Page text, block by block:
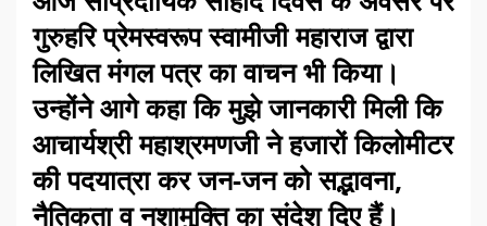
गुरुहरि प्रेमस्वरूप स्वामीजी महाराज द्वारा
लिखित मंगल पत्र का वाचन भी किया।
उन्होंने आगे कहा कि मुझे जानकारी मिली कि
आचार्यश्री महाश्रमणजी ने हजारों किलोमीटर
की पदयात्रा कर जन-जन को सद्भावना,
नैतिकता व नशामुक्ति का संदेश दिए हैं।